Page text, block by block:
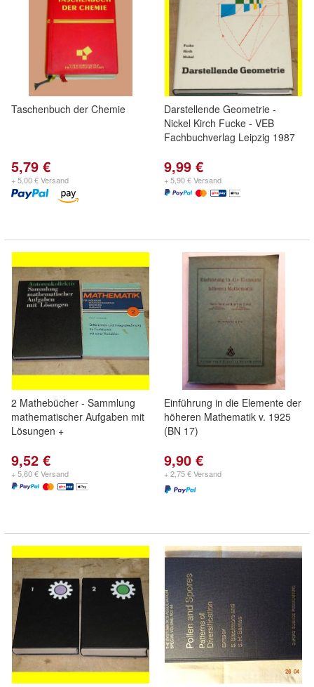
Taschenbuch der Chemie
5,79 €
+ 5,00 € Versand
Darstellende Geometrie -
Nickel Kirch Fucke - VEB
Fachbuchverlag Leipzig 1987
9,99 €
+ 5,90 € Versand
2 Mathebücher - Sammlung
mathematischer Aufgaben mit
Lösungen +
9,52 €
+ 5,60 € Versand
Einführung in die Elemente der
höheren Mathematik v. 1925
(BN 17)
9,90 €
+ 2,75 € Versand